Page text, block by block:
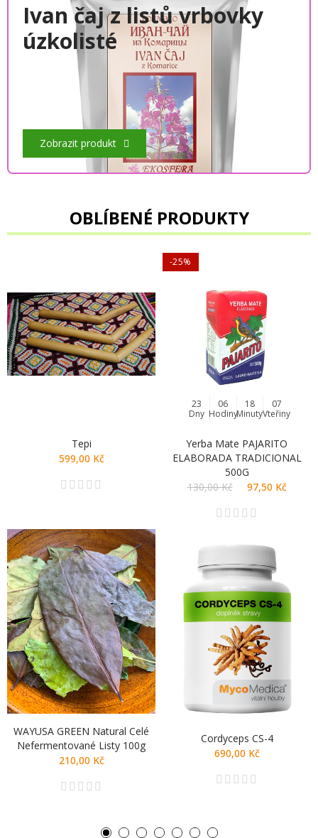
Ivan čaj z listů vrbovky
úzkolisté
Zobrazit produkt
OBLÍBENÉ PRODUKTY
Tepi
599,00 Kč
WAYUSA GREEN Natural Celé
Nefermentované Listy 100g
210,00 Kč
-25%
23
Dny
06
Hodiny
18
Minuty
06
Vteřiny
Yerba Mate PAJARITO
ELABORADA TRADICIONAL
500G
130,00 Kč
97,50 Kč
Cordyceps CS-4
690,00 Kč